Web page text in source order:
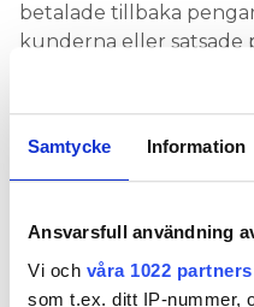
Samtycke Information
Ansvarsfull användning
Vi och våra 1022 partners
som t.ex. ditt IP-nummer,
betalade tillbaka
kunderna eller satsade
Men det är väl att
räknade förra året hem
kronor, något som är